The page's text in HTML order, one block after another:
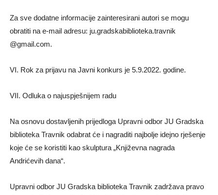
Za sve dodatne informacije zainteresirani autori se mogu
obratiti na e-mail adresu: ju.gradskabiblioteka.travnik
@gmail.com.
VI. Rok za prijavu na Javni konkurs je 5.9.2022. godine.
VII. Odluka o najuspješnijem radu
Na osnovu dostavljenih prijedloga Upravni odbor JU Gradska
biblioteka Travnik odabrat će i nagraditi najbolje idejno rješenje
koje će se koristiti kao skulptura „Književna nagrada
Andrićevih dana“.
Upravni odbor JU Gradska biblioteka Travnik zadržava pravo